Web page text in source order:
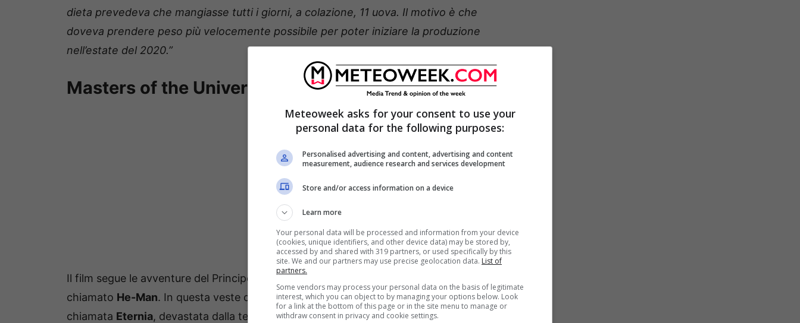
dieta prevedeva che mangiasse tutti i giorni, a colazione, 11 uova. Il motivo è che
doveva prendere peso più velocemente possibile per poter iniziare la produzione
nell’estate del 2020.”
Masters of the Universe | La storia
Il film segue le avventure del Principe Adam(Centineo
chiamato He-Man. In questa veste diventa l’ultima speranza per una terra magica
chiamata Eternia, devastata dalla tecnologia e dal malvagioSkeletor.
Meteoweek asks for your consent to use your
personal data for the following purposes:
Personalised advertising and content, advertising and content
measurement, audience research and services development
Store and/or access information on a device
Learn more
Your personal data will be processed and information from your device
(cookies, unique identifiers, and other device data) may be stored by,
accessed by and shared with 319 partners, or used specifically by this
site. We and our partners may use precise geolocation data. List of
partners.
Some vendors may process your personal data on the basis of legitimate
interest, which you can object to by managing your options below. Look
for a link at the bottom of this page or in the site menu to manage or
withdraw consent in privacy and cookie settings.